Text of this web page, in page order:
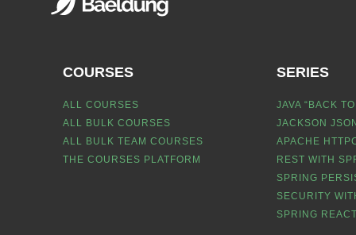
COURSES
ALL COURSES
ALL BULK COURSES
ALL BULK TEAM COURSES
THE COURSES PLATFORM
SERIES
JAVA “BACK
JACKSON
APACHE
REST WITH
SPRING
SECURITY
SPRING